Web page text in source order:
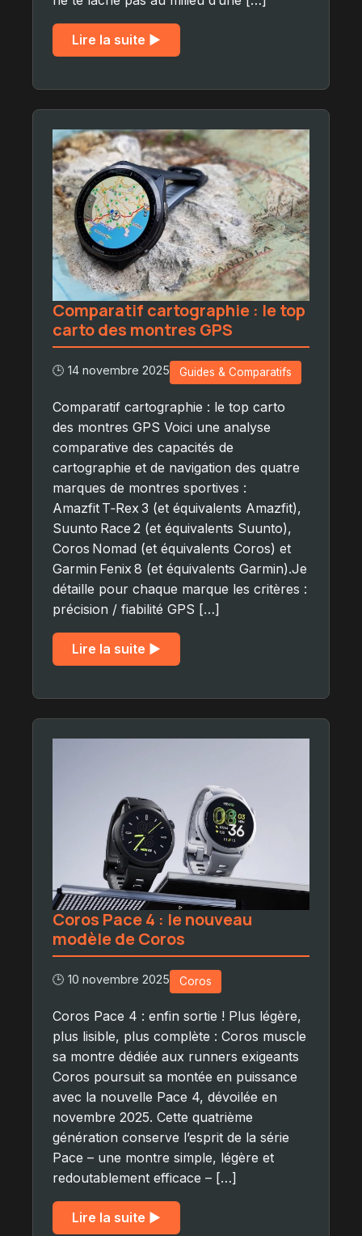
Lire la suite ▶︎
Comparatif cartographie : le top
carto des montres GPS
🕒 14 novembre 2025 Guides & Comparatifs
Comparatif cartographie : le top carto
des montres GPS Voici une analyse
comparative des capacités de
cartographie et de navigation des quatre
marques de montres sportives :
Amazfit T‑Rex 3 (et équivalents Amazfit),
Suunto Race 2 (et équivalents Suunto),
Coros Nomad (et équivalents Coros) et
Garmin Fenix 8 (et équivalents Garmin).Je
détaille pour chaque marque les critères :
précision / fiabilité GPS […]
Lire la suite ▶︎
Coros Pace 4 : le nouveau
modèle de Coros
🕒 10 novembre 2025 Coros
Coros Pace 4 : enfin sortie ! Plus légère,
plus lisible, plus complète : Coros muscle
sa montre dédiée aux runners exigeants
Coros poursuit sa montée en puissance
avec la nouvelle Pace 4, dévoilée en
novembre 2025. Cette quatrième
génération conserve l’esprit de la série
Pace – une montre simple, légère et
redoutablement efficace – […]
Lire la suite ▶︎